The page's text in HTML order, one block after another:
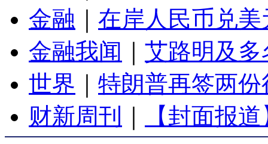
金融
在岸人民币兑
金融我闻
艾路明及
世界
特朗普再签两
财新周刊
【封面报